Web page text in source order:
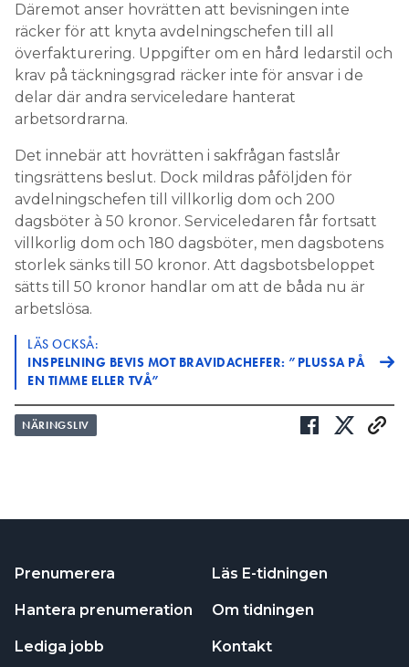
Däremot anser hovrätten att bevisningen inte
räcker för att knyta avdelningschefen till all
överfakturering. Uppgifter om en hård ledarstil och
krav på täckningsgrad räcker inte för ansvar i de
delar där andra serviceledare hanterat
arbetsordrarna.
Det innebär att hovrätten i sakfrågan fastslår
tingsrättens beslut. Dock mildras påföljden för
avdelningschefen till villkorlig dom och 200
dagsböter à 50 kronor. Serviceledaren får fortsatt
villkorlig dom och 180 dagsböter, men dagsbotens
storlek sänks till 50 kronor. Att dagsbotsbeloppet
sätts till 50 kronor handlar om att de båda nu är
arbetslösa.
LÄS OCKSÅ:
INSPELNING BEVIS MOT BRAVIDACHEFER: ”PLUSSA PÅ
EN TIMME ELLER TVÅ”
NÄRINGSLIV
Prenumerera
Hantera prenumeration
Lediga jobb
Läs E-tidningen
Om tidningen
Kontakt